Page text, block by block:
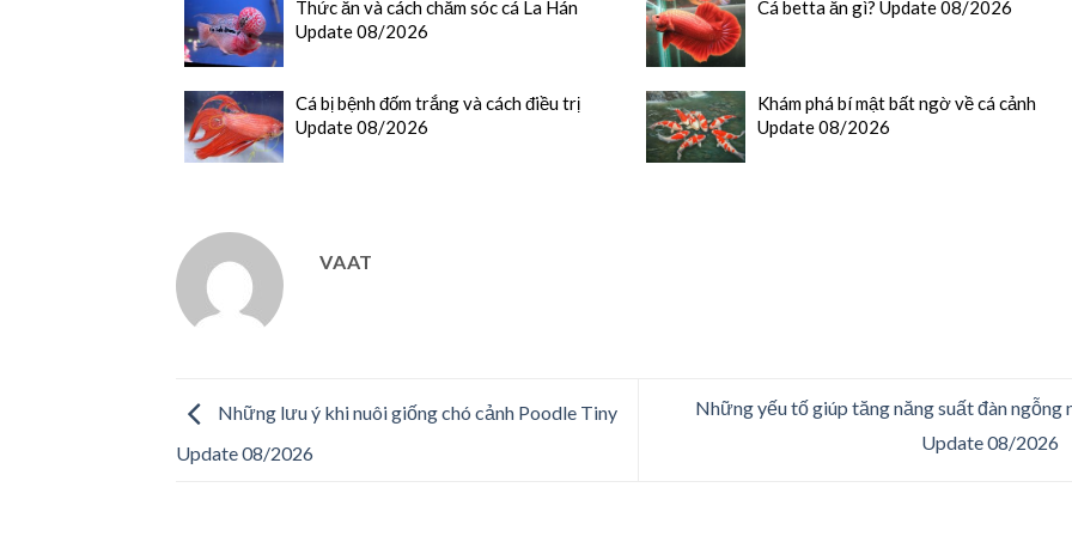
Thức ăn và cách chăm sóc cá La Hán
Update 08/2026
Cá betta ăn gì? Update 08/2026
Cá bị bệnh đốm trắng và cách điều trị
Update 08/2026
Khám phá bí mật bất ngờ về cá cảnh
Update 08/2026
VAAT
Những lưu ý khi nuôi giống chó cảnh Poodle Tiny
Update 08/2026
Những yếu tố giúp tăng năng suất đàn ngỗng
Update 08/2026